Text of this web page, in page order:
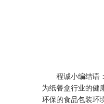
程诚小编结语：
为纸餐盒行业的健
环保的食品包装环